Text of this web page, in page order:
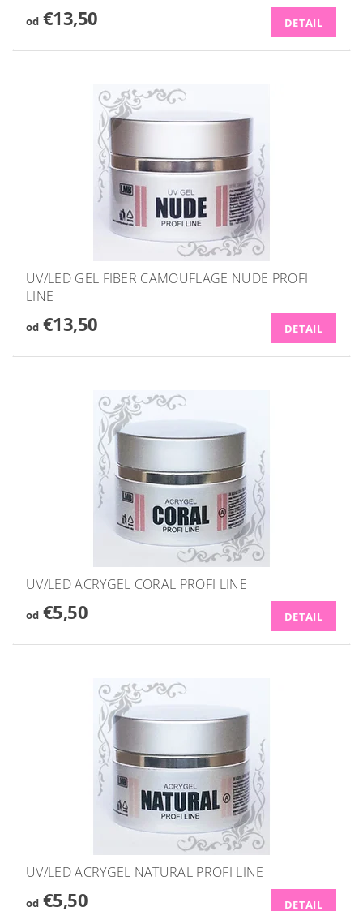
od€13,50 DETAIL
UV/LED GEL FIBER CAMOUFLAGE NUDE PROFI
LINE
od€13,50 DETAIL
UV/LED ACRYGEL CORAL PROFI LINE
od€5,50 DETAIL
UV/LED ACRYGEL NATURAL PROFI LINE
od€5,50 DETAIL